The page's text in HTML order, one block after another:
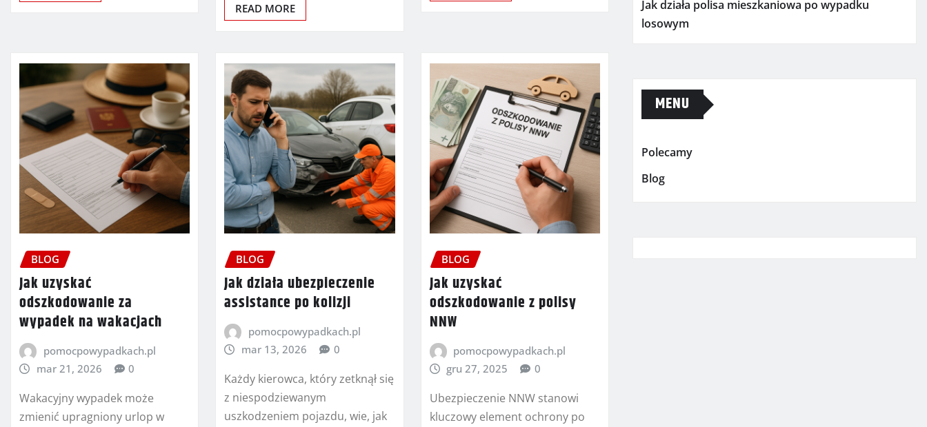
READ MORE
BLOG
Jak uzyskać
odszkodowanie za
wypadek na wakacjach
pomocpowypadkach.pl
mar 21, 2026
0
Wakacyjny wypadek może
zmienić upragniony urlop w
BLOG
Jak działa ubezpieczenie
assistance po kolizji
pomocpowypadkach.pl
mar 13, 2026
0
Każdy kierowca, który zetknął się
z niespodziewanym
uszkodzeniem pojazdu, wie, jak
BLOG
Jak uzyskać
odszkodowanie z polisy
NNW
pomocpowypadkach.pl
gru 27, 2025
0
Ubezpieczenie NNW stanowi
kluczowy element ochrony po
Jak działa polisa mieszkaniowa po wypadku
losowym
MENU
Polecamy
Blog